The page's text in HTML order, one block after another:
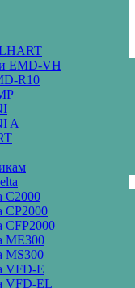
EMD-VH
R10
A
C2000
CP2000
CFP2000
ME300
MS300
VFD-E
VFD-EL